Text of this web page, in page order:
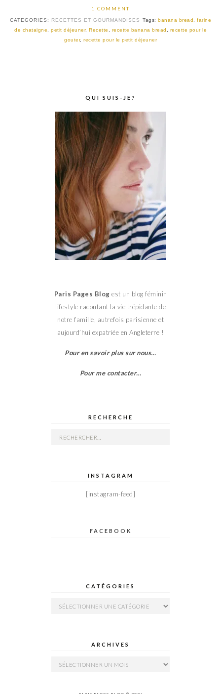
1 COMMENT
CATEGORIES: RECETTES ET GOURMANDISES Tags: banana bread
farine
de chataigne
petit déjeuner, Recette recette banana bread
recette pour le
gouter, recette pour le petit déjeuner
QUI SUIS-JE?
Paris Pages Blog est un blog féminin
lifestyle racontant la vie trépidante de
notre famille, autrefois parisienne et
aujourd’hui expatriée en Angleterre !
Pour en savoir plus sur nous…
Pour me contacter…
RECHERCHE
Rechercher :
INSTAGRAM
[instagram-feed]
FACEBOOK
CATÉGORIES
Catégories
ARCHIVES
Archives